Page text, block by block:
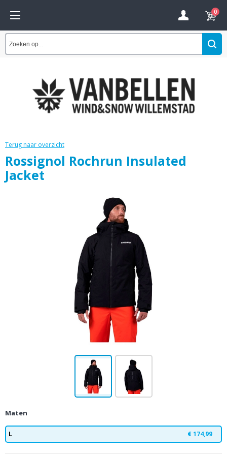
0
Terug naar overzicht
Rossignol Rochrun Insulated
Jacket
Maten
L € 174,99